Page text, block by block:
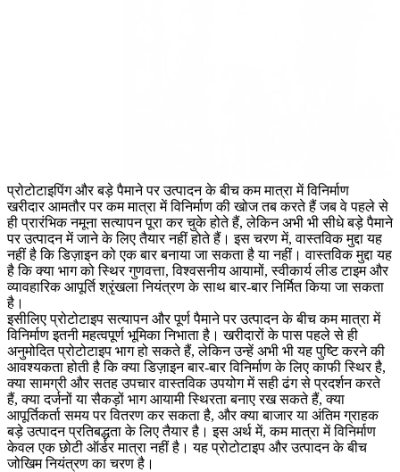
प्रोटोटाइपिंग और बड़े पैमाने पर उत्पादन के बीच कम मात्रा में विनिर्माण
खरीदार आमतौर परकम मात्रा में विनिर्माणकी खोज तब करते हैं जब वे पहले से
ही प्रारंभिक नमूना सत्यापन पूरा कर चुके होते हैं, लेकिन अभी भी सीधेबड़े पैमाने
पर उत्पादनमें जाने के लिए तैयार नहीं होते हैं। इस चरण में, वास्तविक मुद्दा यह
नहीं है कि डिज़ाइन को एक बार बनाया जा सकता है या नहीं। वास्तविक मुद्दा यह
है कि क्या भाग को स्थिर गुणवत्ता, विश्वसनीय आयामों, स्वीकार्य लीड टाइम और
व्यावहारिक आपूर्ति श्रृंखला नियंत्रण के साथ बार-बार निर्मित किया जा सकता
है।
इसीलिए प्रोटोटाइप सत्यापन और पूर्ण पैमाने पर उत्पादन के बीच कम मात्रा में
विनिर्माण इतनी महत्वपूर्ण भूमिका निभाता है। खरीदारों के पास पहले से ही
अनुमोदितप्रोटोटाइप भागहो सकते हैं, लेकिन उन्हें अभी भी यह पुष्टि करने की
आवश्यकता होती है कि क्या डिज़ाइन बार-बार विनिर्माण के लिए काफी स्थिर है,
क्या सामग्री और सतह उपचार वास्तविक उपयोग में सही ढंग से प्रदर्शन करते
हैं, क्या दर्जनों या सैकड़ों भाग आयामी स्थिरता बनाए रख सकते हैं, क्या
आपूर्तिकर्ता समय पर वितरण कर सकता है, और क्या बाजार या अंतिम ग्राहक
बड़े उत्पादन प्रतिबद्धता के लिए तैयार है। इस अर्थ में, कम मात्रा में विनिर्माण
केवल एक छोटी ऑर्डर मात्रा नहीं है। यह प्रोटोटाइप और उत्पादन के बीच
जोखिम नियंत्रण का चरण है।